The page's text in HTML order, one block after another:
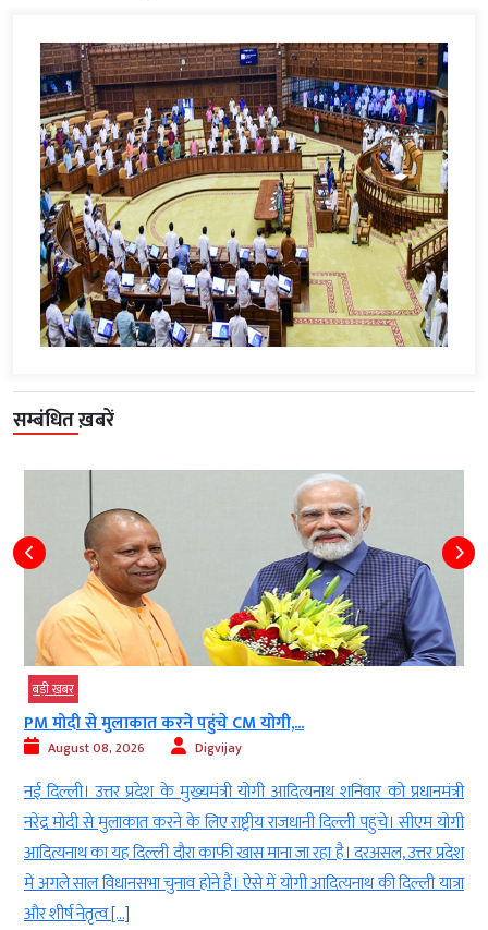
सम्बंधित ख़बरें
बड़ी खबर
PM मोदी से मुलाकात करने पहुंचे CM योगी,...
August 08, 2026 Digvijay
नई दिल्ली। उत्तर प्रदेश के मुख्यमंत्री योगी आदित्यनाथ शनिवार को प्रधानमंत्री
नरेंद्र मोदी से मुलाकात करने के लिए राष्ट्रीय राजधानी दिल्ली पहुंचे। सीएम योगी
आदित्यनाथ का यह दिल्ली दौरा काफी खास माना जा रहा है। दरअसल, उत्तर प्रदेश
में अगले साल विधानसभा चुनाव होने हैं। ऐसे में योगी आदित्यनाथ की दिल्ली यात्रा
और शीर्ष नेतृत्व […]